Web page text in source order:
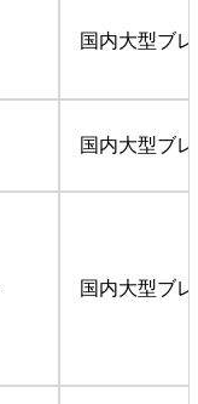
国内大型ブ
国内大型ブ
国内大型ブ